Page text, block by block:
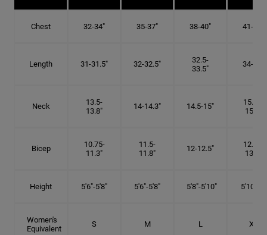
Chest 32-34" 35-37" 38-40" 41-43"
Length 31-31.5" 32-32.5"
32.5-
33.5"
34-35"
Neck
13.5-
13.8"
14-14.3" 14.5-15"
15.25-
15.5"
Bicep
10.75-
11.3"
11.5-
11.8"
12-12.5"
12.75-
13.3"
Height 5'6"-5'8" 5'6"-5'8" 5'8"-5'10" 5'10"- 6'
Women's
Equivalent
S M L XL